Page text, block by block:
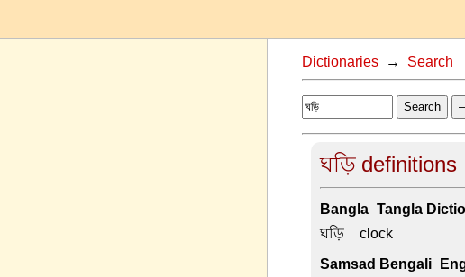
Dictionaries→ Search
Search
ঘড়ি definitions
Bangla-Tangla
ঘড়ি – clock
Samsad Bengali-